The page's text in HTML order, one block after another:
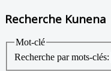
Recherche Kunena
Mot-clé
Recherche par mots-clés: